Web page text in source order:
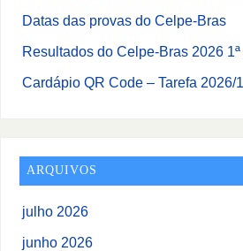
Datas das provas do Celpe-Bras
Resultados do Celpe-Bras 2026
Cardápio QR Code – Tarefa 2026/1
ARQUIVOS
julho 2026
junho 2026